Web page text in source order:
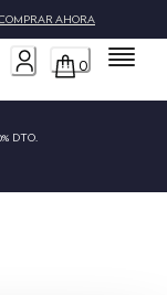
AHORA
0 Menú
DTO.